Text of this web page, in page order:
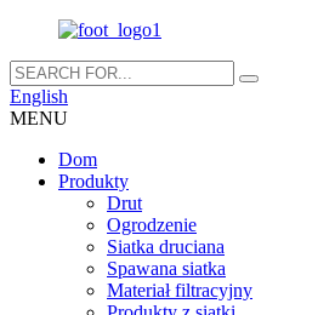
English
MENU
Dom
Produkty
Drut
Ogrodzenie
Siatka druciana
Spawana siatka
Materiał filtracyjny